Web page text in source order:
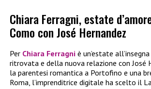
Chiara Ferragni, estate
Como con José Hernandez
Per Chiara Ferragni è un’estate
ritrovata e della nuova relazione con José
la parentesi romantica a Portofino e una
Roma, l’imprenditrice digitale ha scelto il